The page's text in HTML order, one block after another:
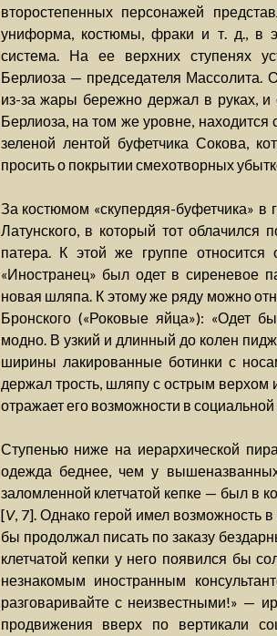
второстепенных персонажей
униформа, костюмы, фраки и т. д., в
система. На ее верхних ступенях
Берлиоза — председателя Массолита.
из-за жары бережно держал в руках,
Берлиоза, на том же уровне,
зеленой лентой буфетчика Сокова,
просить о покрытии смехотворных
За костюмом «скупердяя-буфетчика» в
Латунского, в который тот
патера. К этой же группе относится
«Иностранец» был одет в сиреневое
новая шляпа. К этому же ряду можно
Бронского («Роковые яйца»): «Одет
модно. В узкий и длинный до колен
ширины лакированные ботинки с
держал трость, шляпу с острым верхом
отражает его возможности в
Ступенью ниже на иерархической
одежда беднее, чем у
заломленной клетчатой кепке — был в
[V, 7]. Однако герой имел возможность
бы продолжал писать по заказу
клетчатой кепки у него появился бы
незнакомым иностранным
разговаривайте с неизвестными!» —
продвижения вверх по вертикали